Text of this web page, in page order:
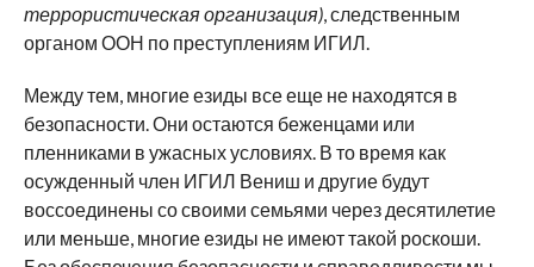
террористическая организация), следственным
органом ООН по преступлениям ИГИЛ.
Между тем, многие езиды все еще не находятся в
безопасности. Они остаются беженцами или
пленниками в ужасных условиях. В то время как
осужденный член ИГИЛ Вениш и другие будут
воссоединены со своими семьями через десятилетие
или меньше, многие езиды не имеют такой роскоши.